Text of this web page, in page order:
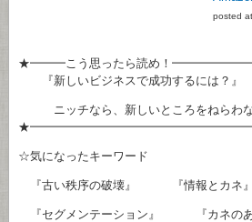
posted
★━━━こう思ったら読め！
『新しいビジネスで成功するには？』
ニッチなら、新しいところをねらわな
☆気になったキーワード
『古い秩序の破壊』 『情報とカネ』
『セグメンテーション』 『カネのあ